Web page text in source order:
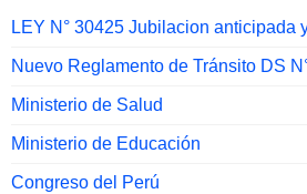
LEY N° 30425 Jubilacion anticipada
Nuevo Reglamento de Tránsito DS
Ministerio de Salud
Ministerio de Educación
Congreso del Perú